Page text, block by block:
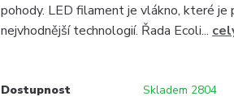
pohody. LED filament je vlákno, které je
nejvhodnější technologií. Řada Ecoli...
Dostupnost Skladem 2804